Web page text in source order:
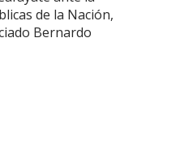
de la Nación,
Bernardo